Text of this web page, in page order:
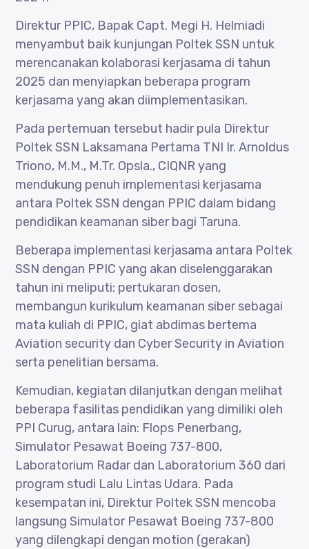
Direktur PPIC, Bapak Capt. Megi H. Helmiadi
menyambut baik kunjungan Poltek SSN untuk
merencanakan kolaborasi kerjasama di tahun
2025 dan menyiapkan beberapa program
kerjasama yang akan diimplementasikan.
Pada pertemuan tersebut hadir pula Direktur
Poltek SSN Laksamana Pertama TNI Ir. Arnoldus
Triono, M.M., M.Tr. Opsla., CIQNR yang
mendukung penuh implementasi kerjasama
antara Poltek SSN dengan PPIC dalam bidang
pendidikan keamanan siber bagi Taruna.
Beberapa implementasi kerjasama antara Poltek
SSN dengan PPIC yang akan diselenggarakan
tahun ini meliputi: pertukaran dosen,
membangun kurikulum keamanan siber sebagai
mata kuliah di PPIC, giat abdimas bertema
Aviation security dan Cyber Security in Aviation
serta penelitian bersama.
Kemudian, kegiatan dilanjutkan dengan melihat
beberapa fasilitas pendidikan yang dimiliki oleh
PPI Curug, antara lain: Flops Penerbang,
Simulator Pesawat Boeing 737-800,
Laboratorium Radar dan Laboratorium 360 dari
program studi Lalu Lintas Udara. Pada
kesempatan ini, Direktur Poltek SSN mencoba
langsung Simulator Pesawat Boeing 737-800
yang dilengkapi dengan motion (gerakan)